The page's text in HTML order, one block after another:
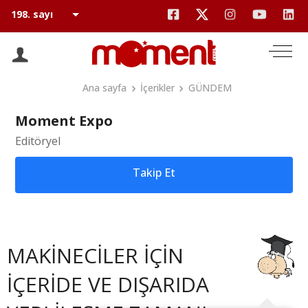
Ana sayfa İçerikler GÜNDEM
Moment Expo
Editöryel
Takip Et
MAKİNECİLER İÇİN
İÇERİDE VE DIŞARIDA